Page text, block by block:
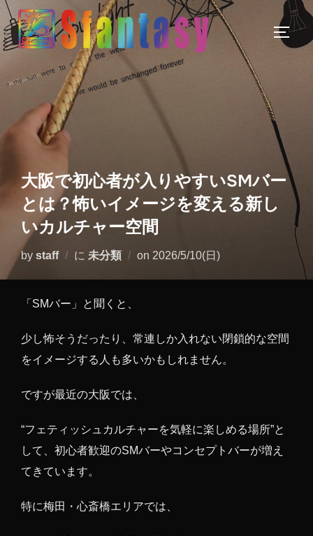
大阪で初心者が入りやすいSMバー
とは？怖いイメージを変える新し
いカルチャー空間
by staff に 未分類 on 2026/5/10(日)
「SMバー」と聞くと、
少し怖そうだったり、常連しか入れない閉鎖的な空間
をイメージする人も多いかもしれません。
ですが最近の大阪では、
“フェティッシュカルチャーを気軽に楽しめる場所”と
して、初心者歓迎のSMバーやコンセプトバーが増え
てきています。
特に梅田・心斎橋エリアでは、